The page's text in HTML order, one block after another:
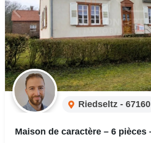
Riedseltz - 67160